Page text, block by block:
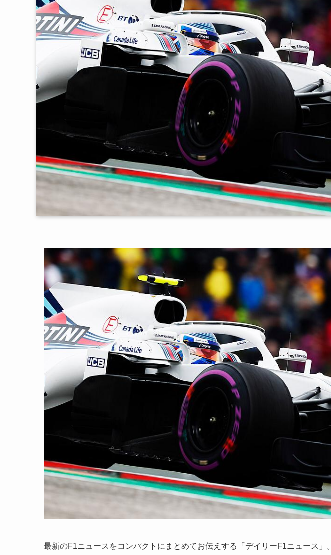
最新のF1ニュースをコンパクトにまとめてお伝えする「デイリーF1ニュース」。